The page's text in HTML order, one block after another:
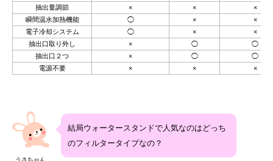
抽出量調節
× ×
×
瞬間温水加熱機能
◯ ×
×
電子冷却システム
◯ ×
×
抽出口取り外し
× ◯
◯
抽出口２つ
× ◯
◯
電源不要
× × ×
うさちゃん
結局ウォータースタンドで人気なのはどっち
のフィルタータイプなの？